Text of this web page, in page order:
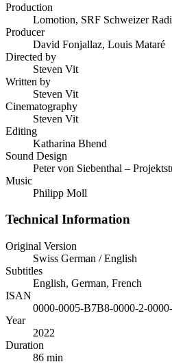
Production
Lomotion, SRF Schweizer
Producer
David Fonjallaz, Louis Mataré
Directed by
Steven Vit
Written by
Steven Vit
Cinematography
Steven Vit
Editing
Katharina Bhend
Sound Design
Peter von Siebenthal –
Music
Philipp Moll
Technical Information
Original Version
Swiss German / English
Subtitles
English, German, French
ISAN
0000-0005-B7B8-0000-2-
Year
2022
Duration
86 min